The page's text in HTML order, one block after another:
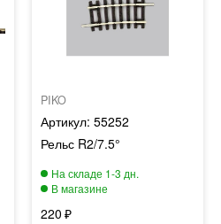
PIKO
55252
Рельс R2/7.5°
220